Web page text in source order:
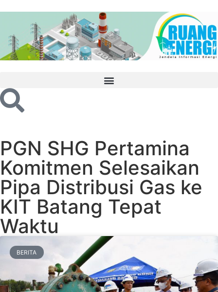
PGN SHG Pertamina
Komitmen Selesaikan
Pipa Distribusi Gas ke
KIT Batang Tepat
Waktu
BERITA